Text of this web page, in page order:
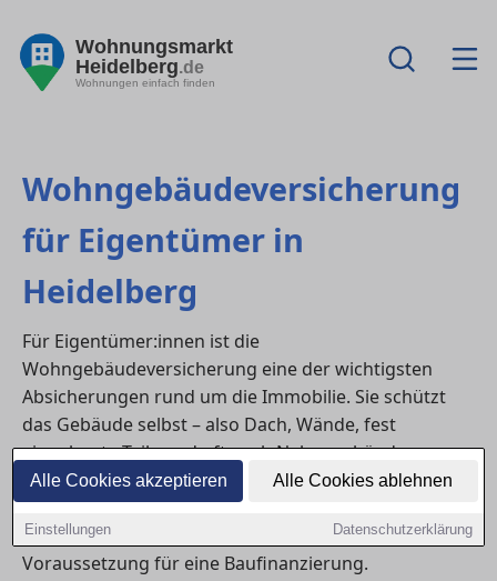
Alle Cookies akzeptieren Alle Cookies ablehnen
Einstellungen Datenschutzerklärung
Wohnungsmarkt
Heidelberg.de
Wohnungen einfach finden
Wohngebäudeversicherung
für Eigentümer in
Heidelberg
Für Eigentümer:innen ist die
Wohngebäudeversicherung eine der wichtigsten
Absicherungen rund um die Immobilie. Sie schützt
das Gebäude selbst – also Dach, Wände, fest
eingebaute Teile und oft auch Nebengebäude – vor
typischen Risiken wie Feuer, Leitungswasser, Sturm
oder Hagel. In in Heidelberg verlangen viele Banken
eine Wohngebäudeversicherung sogar als
Voraussetzung für eine Baufinanzierung.